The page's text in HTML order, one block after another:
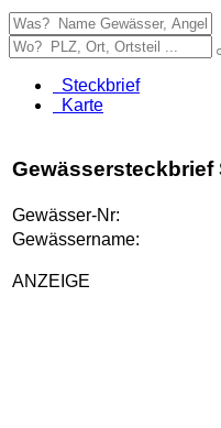
Steckbrief
Karte
Gewässersteckbrief
Gewässer-Nr:
Gewässername:
ANZEIGE